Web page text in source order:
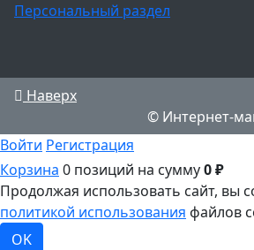
Персональный раздел
Наверх
© Интернет-
Войти Регистрация
Корзина 0 позиций на сумму0 ₽
Продолжая использовать сайт, вы
политикой использования файлов
OK